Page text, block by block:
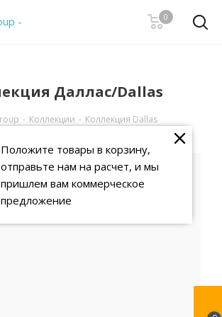
0
Даллас/Dallas
- Коллекции - Коллекция Dallas
Положите товары в корзину,
отправьте нам на расчет, и мы
пришлем вам коммерческое
предложение